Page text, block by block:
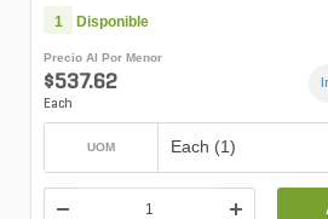
1 Disponible
Precio Al Por Menor
$537.62
Each
UOM Each (1)